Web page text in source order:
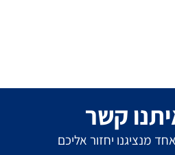
קשר
מנציגנו יחזור אליכם